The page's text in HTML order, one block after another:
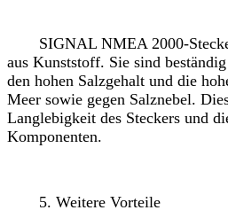
SIGNAL NMEA 2000-
aus Kunststoff. Sie sind
den hohen Salzgehalt und die
Meer sowie gegen Salznebel.
Langlebigkeit des Steckers und
Komponenten.
5. Weitere Vorteile